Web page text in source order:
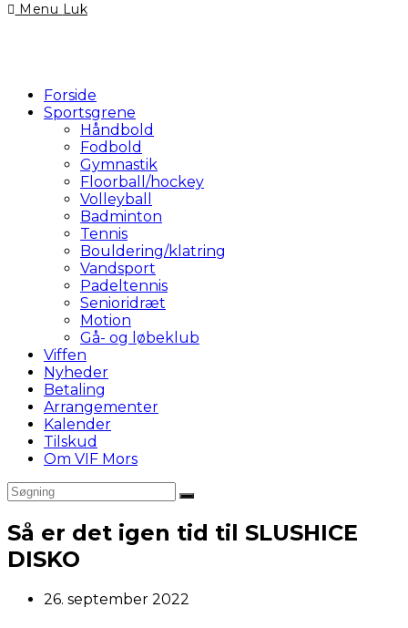
Menu Luk
Forside
Sportsgrene
Håndbold
Fodbold
Gymnastik
Floorball/hockey
Volleyball
Badminton
Tennis
Bouldering/klatring
Vandsport
Padeltennis
Senioridræt
Motion
Gå- og løbeklub
Viffen
Nyheder
Betaling
Arrangementer
Kalender
Tilskud
Om VIF Mors
Så er det igen tid til SLUSHICE
DISKO
Post
26. september 2022